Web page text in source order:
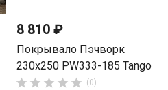
8 810 ₽
Покрывало Пэчворк
230х250 PW333-185 Tango
     (0)